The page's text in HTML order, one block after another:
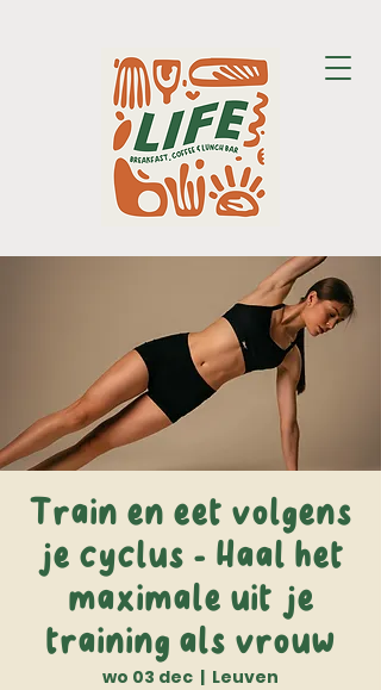
Train en eet volgens
je cyclus - Haal het
maximale uit je
training als vrouw
wo 03 dec
  |
Leuven